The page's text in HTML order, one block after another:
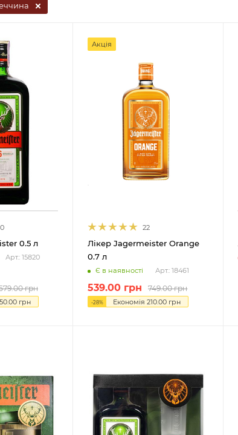
0.5 л
Арт.: 15820
грн
грн
Акція
22
Лікер Jagermeister Orange
0.7 л
Є в наявності Арт.: 18461
539.00 грн 749.00грн
-28% Економія210.00 грн